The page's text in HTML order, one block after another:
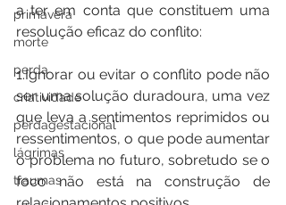
primavera
morte
perda
criatividade
perdagestacional
lágrimas
traumas
a ter em conta que constituem uma
resolução eficaz do conflito:
1.Ignorar ou evitar o conflito pode não
ser uma solução duradoura, uma vez
que leva a sentimentos reprimidos ou
ressentimentos, o que pode aumentar
o problema no futuro, sobretudo se o
foco não está na construção de